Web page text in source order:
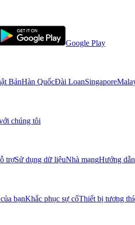
Google Play
BảnHàn QuốcĐài LoanSingapore
chúng tôi
trợSử dụng dữ liệuNhà mạngHướng
bạnKhắc phục sự cốThiết bị tương